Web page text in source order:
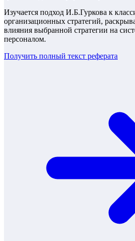
Изучается подход И.Б.Гуркова к
организационных стратегий,
влияния выбранной стратегии на
персоналом.
Получить полный текст реферата